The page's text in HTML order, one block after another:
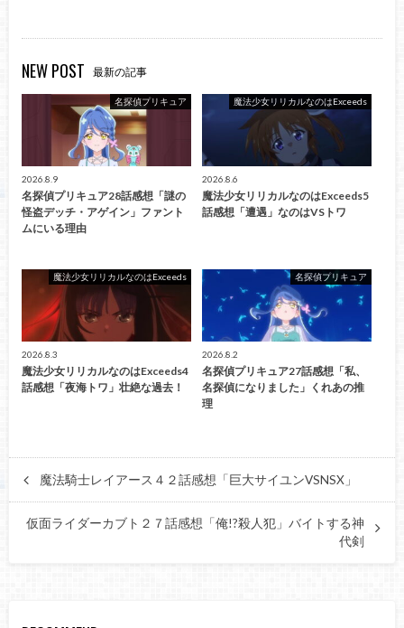
NEW POST 最新の記事
名探偵プリキュア
2026.8.9
名探偵プリキュア28話感想「謎の
怪盗デッチ・アゲイン」ファント
ムにいる理由
魔法少女リリカルなのはExceeds
2026.8.6
魔法少女リリカルなのはExceeds5
話感想「遭遇」なのはVSトワ
魔法少女リリカルなのはExceeds
2026.8.3
魔法少女リリカルなのはExceeds4
話感想「夜海トワ」壮絶な過去！
名探偵プリキュア
2026.8.2
名探偵プリキュア27話感想「私、
名探偵になりました」くれあの推
理
魔法騎士レイアース４２話感想「巨大サイユンVSNSX」
仮面ライダーカブト２７話感想「俺!?殺人犯」バイトする神
代剣